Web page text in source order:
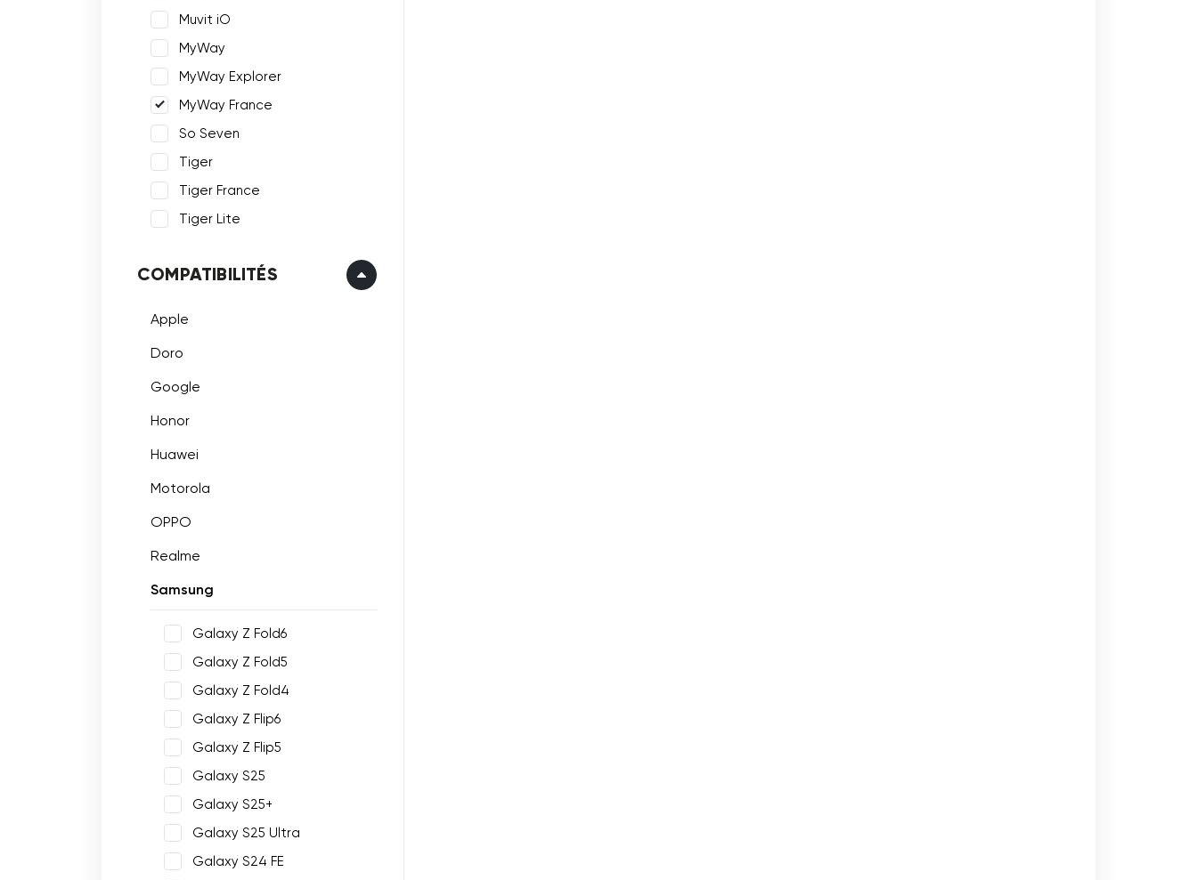
Muvit iO
MyWay
MyWay Explorer
MyWay France
So Seven
Tiger
Tiger France
Tiger Lite
COMPATIBILITÉS
Apple
Doro
Google
Honor
Huawei
Motorola
OPPO
Realme
Samsung
Galaxy Z Fold6
Galaxy Z Fold5
Galaxy Z Fold4
Galaxy Z Flip6
Galaxy Z Flip5
Galaxy S25
Galaxy S25+
Galaxy S25 Ultra
Galaxy S24 FE